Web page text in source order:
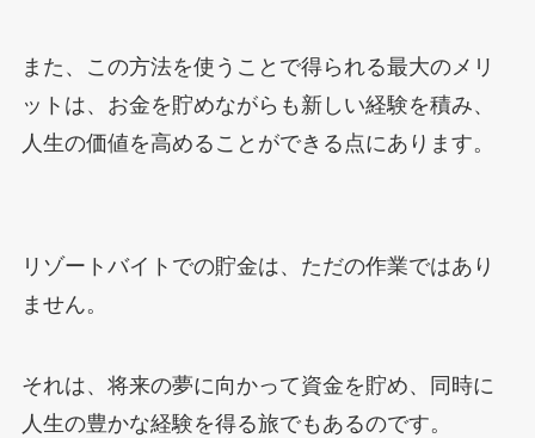
また、この方法を使うことで得られる最大のメリ
ットは、お金を貯めながらも新しい経験を積み、
人生の価値を高めることができる点にあります。
リゾートバイトでの貯金は、ただの作業ではあり
ません。
それは、将来の夢に向かって資金を貯め、同時に
人生の豊かな経験を得る旅でもあるのです。